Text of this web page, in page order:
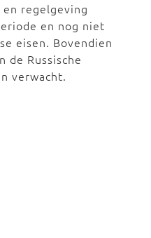
regelgeving
en nog niet
eisen. Bovendien
de Russische
verwacht.